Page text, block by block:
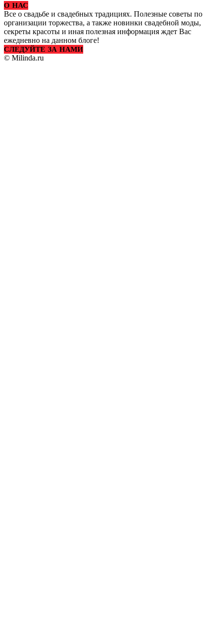
О НАС
Все о свадьбе и свадебных традициях. Полезные советы по
организации торжества, а также новинки свадебной моды,
секреты красоты и иная полезная информация ждет Вас
ежедневно на данном блоге!
СЛЕДУЙТЕ ЗА НАМИ
© Milinda.ru